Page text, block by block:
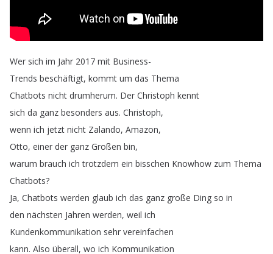
Wer sich im Jahr 2017 mit Business-
Trends beschäftigt, kommt um das Thema
Chatbots nicht drumherum. Der Christoph kennt
sich da ganz besonders aus. Christoph,
wenn ich jetzt nicht Zalando, Amazon,
Otto, einer der ganz Großen bin,
warum brauch ich trotzdem ein bisschen Knowhow zum Thema
Chatbots?
Ja, Chatbots werden glaub ich das ganz große Ding so in
den nächsten Jahren werden, weil ich
Kundenkommunikation sehr vereinfachen
kann. Also überall, wo ich Kommunikation